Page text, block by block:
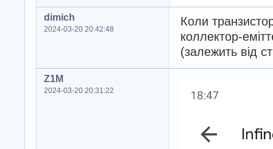
dimich
2024-03-20 20:42:48
Коли
коллектор-
(залежить від
Z1M
2024-03-20 20:31:22